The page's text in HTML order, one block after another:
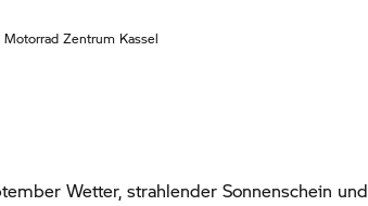
Motorrad Zentrum Kassel
Wetter, strahlender Sonnenschein und